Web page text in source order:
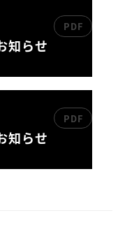
知らせ
知らせ